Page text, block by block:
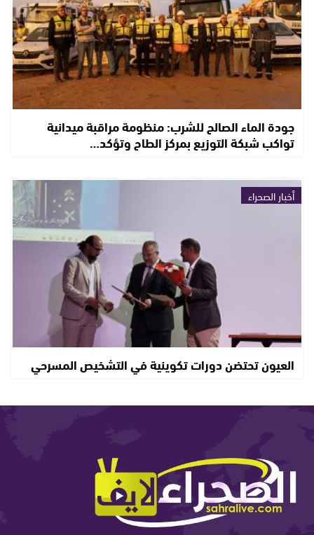
جودة الماء الصالح للشرب: منظومة مراقبة ميدانية
تواكب شبكة التوزيع بمركز الطاح وتؤكد…
أخبار الصحراء
العيون تحتضن دورات تكوينية في التشخيص المسرحي